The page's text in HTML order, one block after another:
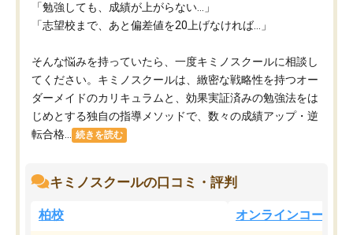
「勉強しても、成績が上がらない…」
「志望校まで、あと偏差値を20上げなければ…」
そんな悩みを持っていたら、一度キミノスクールに相談し
てください。キミノスクールは、緻密な戦略性を持つオー
ダーメイドのカリキュラムと、効果実証済みの勉強法をは
じめとする独自の指導メソッドで、数々の成績アップ・逆
転合格...
続きを読む
キミノスクールの口コミ・評判
柏校 オンラインコース